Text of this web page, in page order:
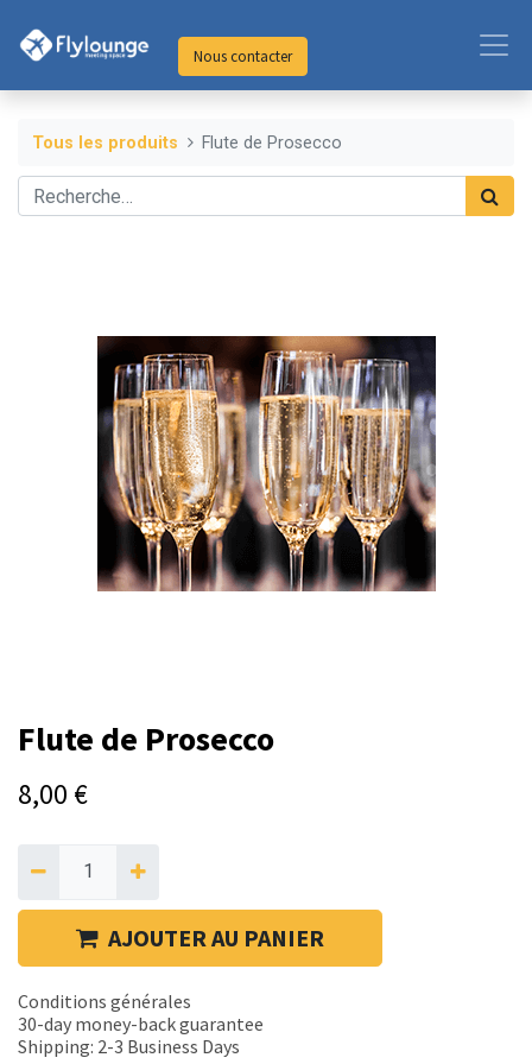
Nous contacter
Tous les produits Flute de Prosecco
Flute de Prosecco
8,00 €
AJOUTER AU PANIER
Conditions générales
30-day money-back guarantee
Shipping: 2-3 Business Days